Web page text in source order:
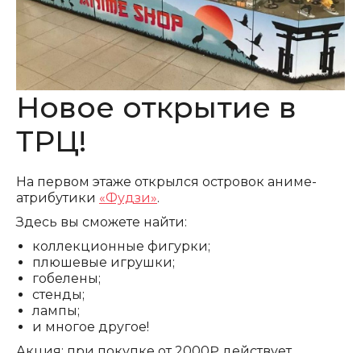
Новое открытие в
ТРЦ!
На первом этаже открылся островок аниме-
атрибутики «Фудзи».
Здесь вы сможете найти:
коллекционные фигурки;
плюшевые игрушки;
гобелены;
стенды;
лампы;
и многое другое!